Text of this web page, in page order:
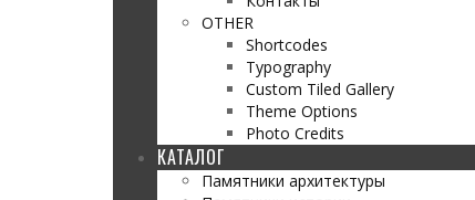
OTHER
Shortcodes
Typography
Custom Tiled Gallery
Theme Options
Photo Credits
КАТАЛОГ
Памятники архитектуры